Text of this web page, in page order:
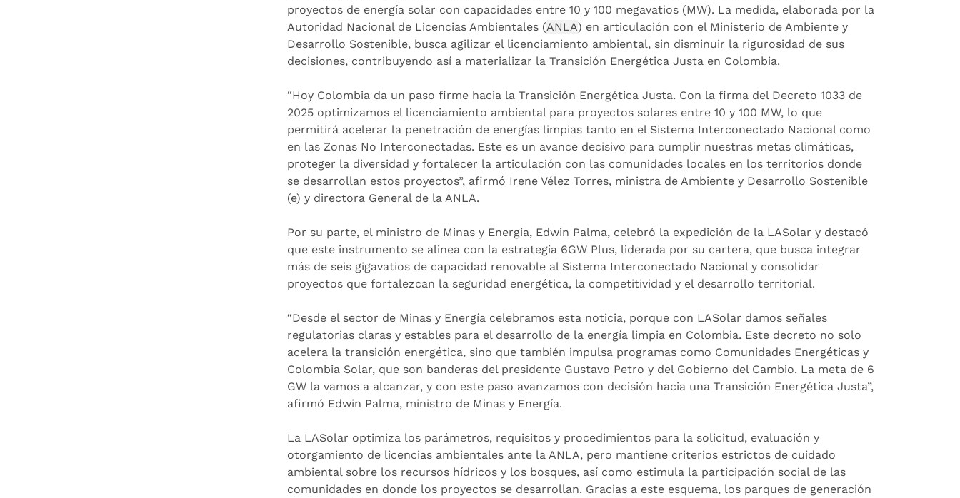
proyectos de energía solar con capacidades entre 10 y 100 megavatios (MW). La medida, elaborada por la
Autoridad Nacional de Licencias Ambientales (ANLA) en articulación con el Ministerio de Ambiente y
Desarrollo Sostenible, busca agilizar el licenciamiento ambiental, sin disminuir la rigurosidad de sus
decisiones, contribuyendo así a materializar la Transición Energética Justa en Colombia.
“Hoy Colombia da un paso firme hacia la Transición Energética Justa. Con la firma del Decreto 1033 de
2025 optimizamos el licenciamiento ambiental para proyectos solares entre 10 y 100 MW, lo que
permitirá acelerar la penetración de energías limpias tanto en el Sistema Interconectado Nacional como
en las Zonas No Interconectadas. Este es un avance decisivo para cumplir nuestras metas climáticas,
proteger la diversidad y fortalecer la articulación con las comunidades locales en los territorios donde
se desarrollan estos proyectos”, afirmó Irene Vélez Torres, ministra de Ambiente y Desarrollo Sostenible
(e) y directora General de la ANLA.
Por su parte, el ministro de Minas y Energía, Edwin Palma, celebró la expedición de la LASolar y destacó
que este instrumento se alinea con la estrategia 6GW Plus, liderada por su cartera, que busca integrar
más de seis gigavatios de capacidad renovable al Sistema Interconectado Nacional y consolidar
proyectos que fortalezcan la seguridad energética, la competitividad y el desarrollo territorial.
“Desde el sector de Minas y Energía celebramos esta noticia, porque con LASolar damos señales
regulatorias claras y estables para el desarrollo de la energía limpia en Colombia. Este decreto no solo
acelera la transición energética, sino que también impulsa programas como Comunidades Energéticas y
Colombia Solar, que son banderas del presidente Gustavo Petro y del Gobierno del Cambio. La meta de 6
GW la vamos a alcanzar, y con este paso avanzamos con decisión hacia una Transición Energética Justa”,
afirmó Edwin Palma, ministro de Minas y Energía.
La LASolar optimiza los parámetros, requisitos y procedimientos para la solicitud, evaluación y
otorgamiento de licencias ambientales ante la ANLA, pero mantiene criterios estrictos de cuidado
ambiental sobre los recursos hídricos y los bosques, así como estimula la participación social de las
comunidades en donde los proyectos se desarrollan. Gracias a este esquema, los parques de generación